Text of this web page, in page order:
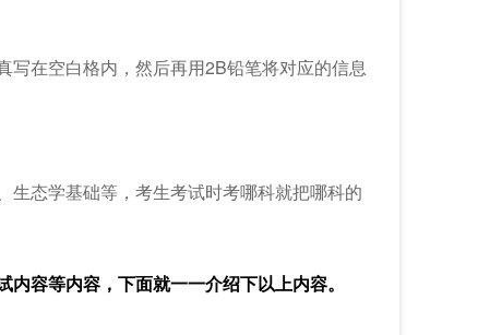
在空白格内，然后再用2B铅笔将对应的信息
态学基础等，考生考试时考哪科就把哪科的
容等内容，下面就一一介绍下以上内容。